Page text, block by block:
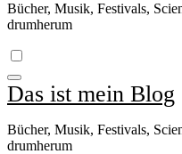
Bücher, Musik, Festivals,
drumherum
Das ist mein Blog
Bücher, Musik, Festivals,
drumherum